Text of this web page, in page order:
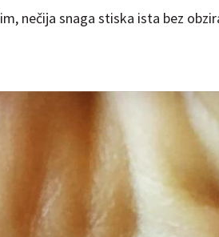
nečija snaga stiska ista bez